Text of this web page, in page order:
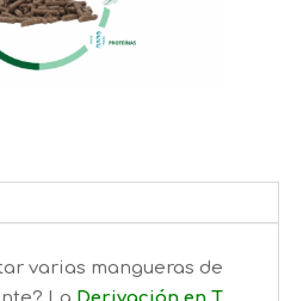
varias mangueras de